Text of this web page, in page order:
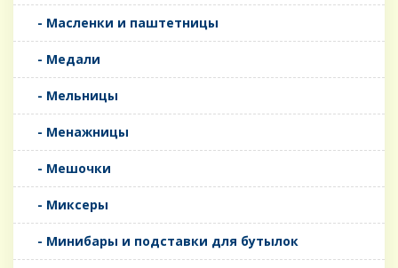
- Масленки и паштетницы
- Медали
- Мельницы
- Менажницы
- Мешочки
- Миксеры
- Минибары и подставки для бутылок